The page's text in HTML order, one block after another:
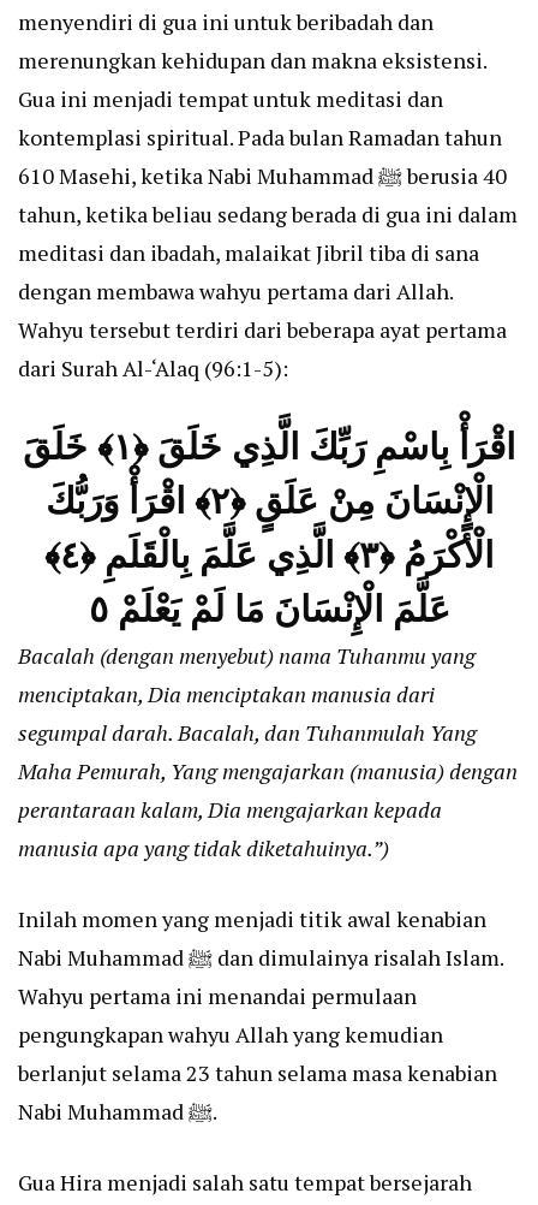
menyendiri di gua ini untuk beribadah dan
merenungkan kehidupan dan makna eksistensi.
Gua ini menjadi tempat untuk meditasi dan
kontemplasi spiritual. Pada bulan Ramadan tahun
610 Masehi, ketika Nabi Muhammad ﷺ berusia 40
tahun, ketika beliau sedang berada di gua ini dalam
meditasi dan ibadah, malaikat Jibril tiba di sana
dengan membawa wahyu pertama dari Allah.
Wahyu tersebut terdiri dari beberapa ayat pertama
dari Surah Al-‘Alaq (96:1-5):
اقْرَأْ بِاسْمِ رَبِّكَ الَّذِي خَلَقَ ﴿۱﴾ خَلَقَ
الْإِنْسَانَ مِنْ عَلَقٍ ﴿۲﴾ اقْرَأْ وَرَبُّكَ
الْأَكْرَمُ ﴿۳﴾ الَّذِي عَلَّمَ بِالْقَلَمِ ﴿٤﴾
عَلَّمَ الْإِنْسَانَ مَا لَمْ يَعْلَمْ ٥
Bacalah (dengan menyebut) nama Tuhanmu yang
menciptakan, Dia menciptakan manusia dari
segumpal darah. Bacalah, dan Tuhanmulah Yang
Maha Pemurah, Yang mengajarkan (manusia) dengan
perantaraan kalam, Dia mengajarkan kepada
manusia apa yang tidak diketahuinya.”)
Inilah momen yang menjadi titik awal kenabian
Nabi Muhammad ﷺ dan dimulainya risalah Islam.
Wahyu pertama ini menandai permulaan
pengungkapan wahyu Allah yang kemudian
berlanjut selama 23 tahun selama masa kenabian
Nabi Muhammad ﷺ.
Gua Hira menjadi salah satu tempat bersejarah